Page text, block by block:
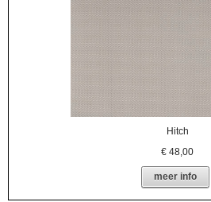
Hitch
€48,00
meer info